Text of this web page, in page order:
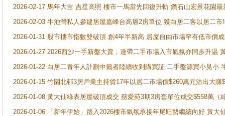
2026-02-17 馬年大吉 吉星高照 樓市一馬當先回復升軌 鑽石山宏景花園
2026-02-03 牛池灣私人參建居屋嘉峰台高層2房單位 獲白居二客以居二市
2026-01-31 股市樓市指數雙破頂 創4年半新高 居屋自由市場罕有低市價
2026-01-27 2026西沙一手新盤大賣，連帶二手市場入市氣氛亦同步升温
2026-01-22 白居二青年人計劃中籤者陸續收到購買証 二手盤源買小見小
2026-01-15 竹園北邨3房戶業主持貨17年以居二市場價$260萬元沽出大賺
2026-01-08 黃大仙綠表居屋破頂成交 慈愛苑3期3房套單位成交$558萬（
2026-01-06 「新年伊始」踏入2026樓市氣氛承接年尾旺勢繼續向好 黃